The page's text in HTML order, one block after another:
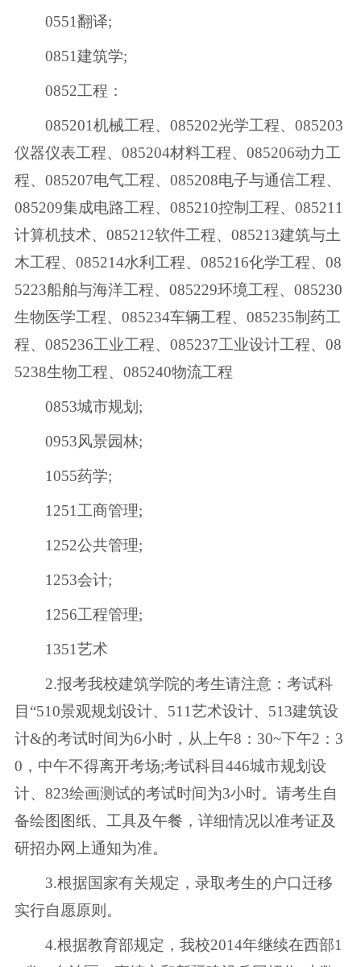
0551翻译;
0851建筑学;
0852工程：
085201机械工程、085202光学工程、085203
仪器仪表工程、085204材料工程、085206动力工
程、085207电气工程、085208电子与通信工程、
085209集成电路工程、085210控制工程、085211
计算机技术、085212软件工程、085213建筑与土
木工程、085214水利工程、085216化学工程、08
5223船舶与海洋工程、085229环境工程、085230
生物医学工程、085234车辆工程、085235制药工
程、085236工业工程、085237工业设计工程、08
5238生物工程、085240物流工程
0853城市规划;
0953风景园林;
1055药学;
1251工商管理;
1252公共管理;
1253会计;
1256工程管理;
1351艺术
2.报考我校建筑学院的考生请注意：考试科
目“510景观规划设计、511艺术设计、513建筑设
计&的考试时间为6小时，从上午8：30~下午2：3
0，中午不得离开考场;考试科目446城市规划设
计、823绘画测试的考试时间为3小时。请考生自
备绘图图纸、工具及午餐，详细情况以准考证及
研招办网上通知为准。
3.根据国家有关规定，录取考生的户口迁移
实行自愿原则。
4.根据教育部规定，我校2014年继续在西部1